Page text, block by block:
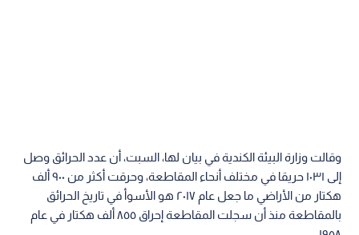
وقالت وزارة البيئة الكندية في بيان لها، السبت، أن عدد الحرائق وصل
إلى ١٠٣١ حريقا في مختلف أنحاء المقاطعة، وحرقت أكثر من ٩٠٠ ألف
هكتار من الأراضي ما جعل عام ٢٠١٧ هو الأسوأ في تاريخ الحرائق
بالمقاطعة منذ أن سجلت المقاطعة إحراق ٨٥٥ ألف هكتار في عام